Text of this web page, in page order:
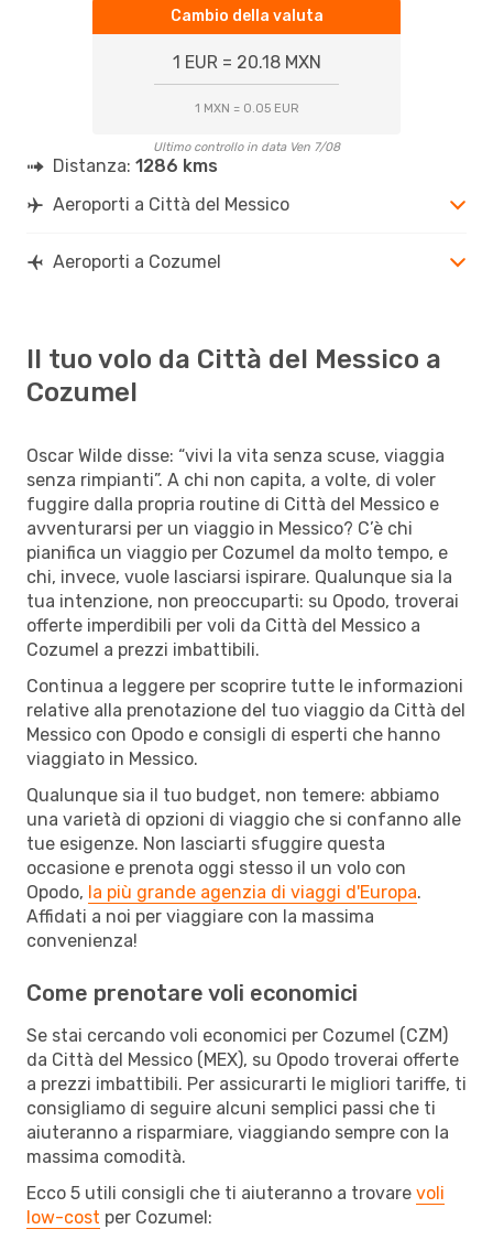
Cambio della valuta
1 EUR = 20.18 MXN
1 MXN = 0.05 EUR
Ultimo controllo in data Ven 7/08
Distanza: 1286 kms
Aeroporti a Città del Messico
Aeroporti a Cozumel
Il tuo volo da Città del Messico a
Cozumel
Oscar Wilde disse: “vivi la vita senza scuse, viaggia
senza rimpianti”. A chi non capita, a volte, di voler
fuggire dalla propria routine di Città del Messico e
avventurarsi per un viaggio in Messico? C’è chi
pianifica un viaggio per Cozumel da molto tempo, e
chi, invece, vuole lasciarsi ispirare. Qualunque sia la
tua intenzione, non preoccuparti: su Opodo, troverai
offerte imperdibili per voli da Città del Messico a
Cozumel a prezzi imbattibili.
Continua a leggere per scoprire tutte le informazioni
relative alla prenotazione del tuo viaggio da Città del
Messico con Opodo e consigli di esperti che hanno
viaggiato in Messico.
Qualunque sia il tuo budget, non temere: abbiamo
una varietà di opzioni di viaggio che si confanno alle
tue esigenze. Non lasciarti sfuggire questa
occasione e prenota oggi stesso il un volo con
Opodo, la più grande agenzia di viaggi d'Europa.
Affidati a noi per viaggiare con la massima
convenienza!
Come prenotare voli economici
Se stai cercando voli economici per Cozumel (CZM)
da Città del Messico (MEX), su Opodo troverai offerte
a prezzi imbattibili. Per assicurarti le migliori tariffe, ti
consigliamo di seguire alcuni semplici passi che ti
aiuteranno a risparmiare, viaggiando sempre con la
massima comodità.
Ecco 5 utili consigli che ti aiuteranno a trovare voli
low-cost per Cozumel: